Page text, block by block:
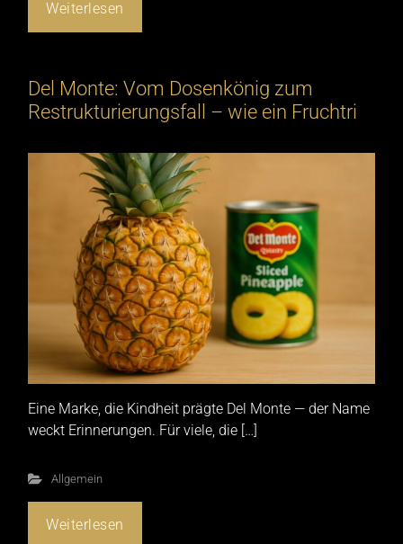
Weiterlesen
Del Monte: Vom Dosenkönig zum
Restrukturierungsfall – wie ein Fruchtri
Eine Marke, die Kindheit prägte Del Monte — der Name
weckt Erinnerungen. Für viele, die […]
Allgemein
Weiterlesen